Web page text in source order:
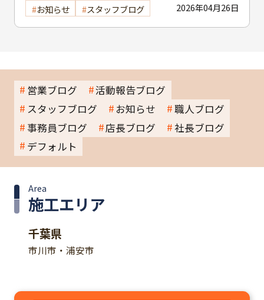
2026年04月26日
お知らせ スタッフブログ
営業ブログ
活動報告ブログ
スタッフブログ
お知らせ
職人ブログ
事務員ブログ
店長ブログ
社長ブログ
デフォルト
施工エリア
Area
千葉県
市川市・浦安市